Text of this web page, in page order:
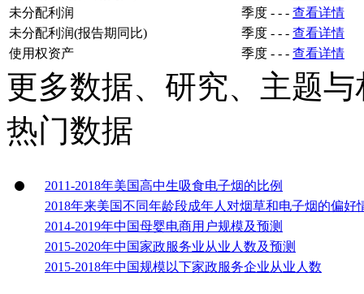
未分配利润
季度 - - - 查看详情
未分配利润(报告期同比)
季度 - - - 查看详情
使用权资产
季度 - - - 查看详情
更多数据、研究、主题
热门数据
2011-2018年美国高中生吸食电子烟的比例
2018年来美国不同年龄段成年人对烟草和电子烟的偏好
2014-2019年中国母婴电商用户规模及预测
2015-2020年中国家政服务业从业人数及预测
2015-2018年中国规模以下家政服务企业从业人数